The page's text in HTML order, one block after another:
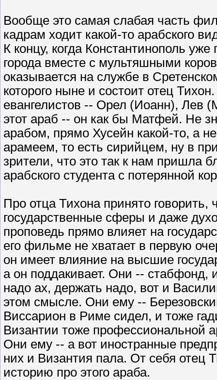
Вообще это самая слабая часть
кадрам ходит какой-то арабского
К концу, когда Константинополь
города вместе с мультяшными
оказывается на службе в
которого ныне и состоит отец
евангелистов -- Орел (Иоанн), Лев
этот араб -- он как бы Матфей. Не
арабом, прямо Хусейн какой-то, а
арамеем, то есть сирийцем, ну в
зрители, что это так к нам пришла
арабского студента с потерянной
Про отца Тихона принято
государственные сферы и даже
проповедь прямо влияет на
его фильме не хватает в первую
он имеет влияние на высшие
а он поддакивает. Они -- стабфонд,
надо ах, держать надо, вот и
этом смысле. Они ему --
Виссарион в Риме сидел, и тоже
Византии тоже профессиональной
Они ему -- а вот иностранные
них и Византия пала. От себя отец
историю про этого араба.